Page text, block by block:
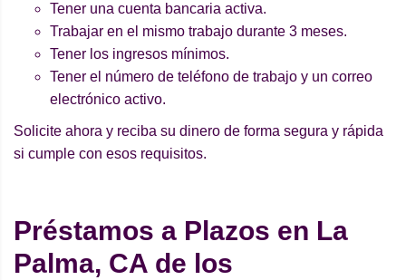
Tener una cuenta bancaria activa.
Trabajar en el mismo trabajo durante 3 meses.
Tener los ingresos mínimos.
Tener el número de teléfono de trabajo y un correo
electrónico activo.
Solicite ahora y reciba su dinero de forma segura y rápida
si cumple con esos requisitos.
Préstamos a Plazos en La
Palma, CA de los